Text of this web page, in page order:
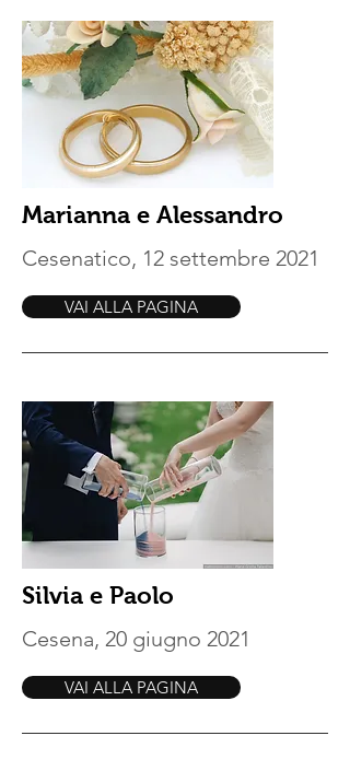
Marianna e Alessandro
Cesenatico, 12 settembre 2021
VAI ALLA PAGINA
Silvia e Paolo
Cesena, 20 giugno 2021
VAI ALLA PAGINA